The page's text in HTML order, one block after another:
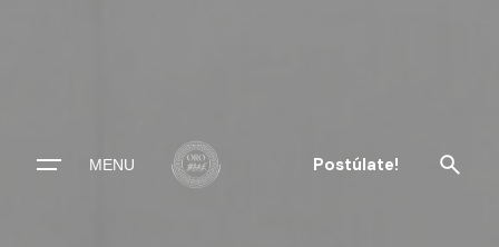
MENU Postúlate!